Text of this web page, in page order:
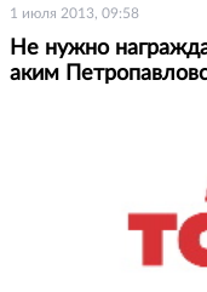
1 июля 2013, 09:58
Не нужно
аким